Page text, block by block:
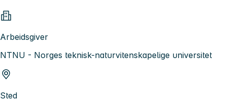
Arbeidsgiver
NTNU - Norges teknisk-naturvitenskapelige universitet
Sted